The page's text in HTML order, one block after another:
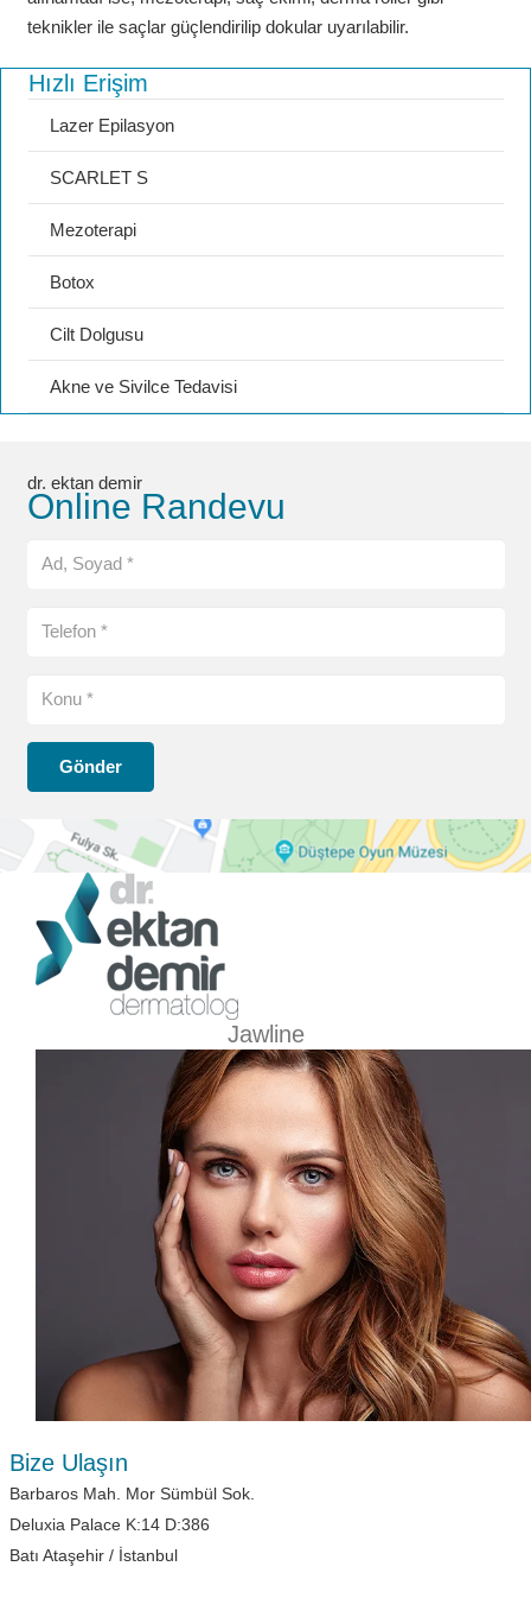
teknikler ile saçlar güçlendirilip dokular uyarılabilir.
Hızlı Erişim
Lazer Epilasyon
SCARLET S
Mezoterapi
Botox
Cilt Dolgusu
Akne ve Sivilce Tedavisi
dr. ektan demir
Online Randevu
Gönder
Jawline
Bize Ulaşın
Barbaros Mah. Mor Sümbül Sok.
Deluxia Palace K:14 D:386
Batı Ataşehir / İstanbul